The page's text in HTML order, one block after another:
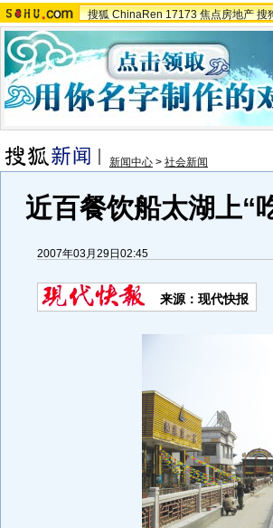
搜狐 ChinaRen 17173 焦点房地产 搜
新闻中心 > 社会新闻
近百餐饮船太湖上“
2007年03月29日02:45
来源：现代快报